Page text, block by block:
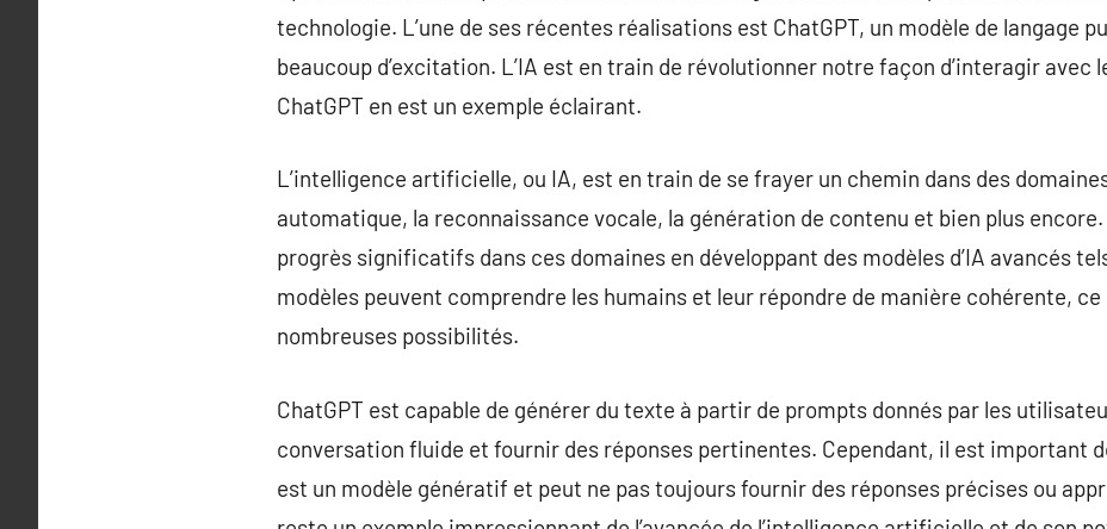
technologie. L’une de ses récentes réalisations est ChatGPT, un modèle de langage
beaucoup d’excitation. L’IA est en train de révolutionner notre façon d’interagir avec
ChatGPT en est un exemple éclairant.
L’intelligence artificielle, ou IA, est en train de se frayer un chemin dans des
automatique, la reconnaissance vocale, la génération de contenu et bien plus
progrès significatifs dans ces domaines en développant des modèles d’IA avancés
modèles peuvent comprendre les humains et leur répondre de manière cohérente, ce
nombreuses possibilités.
ChatGPT est capable de générer du texte à partir de prompts donnés par les
conversation fluide et fournir des réponses pertinentes. Cependant, il est important
est un modèle génératif et peut ne pas toujours fournir des réponses précises ou